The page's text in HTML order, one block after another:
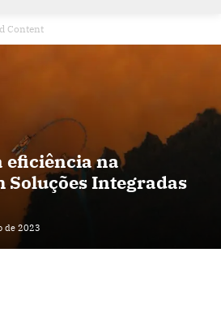
Content
eficiência na
Soluções Integradas
de 2023